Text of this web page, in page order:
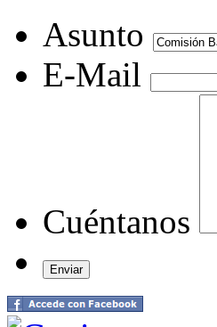
Asunto
E-Mail
Cuéntanos